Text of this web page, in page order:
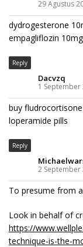
29 Agustus
dydrogesterone
empagliflozin
Reply
Dacvzq
1 September
buy
loperamide pills
Reply
2 September
To presume from
Look in behalf of
https://
technique-is-the-